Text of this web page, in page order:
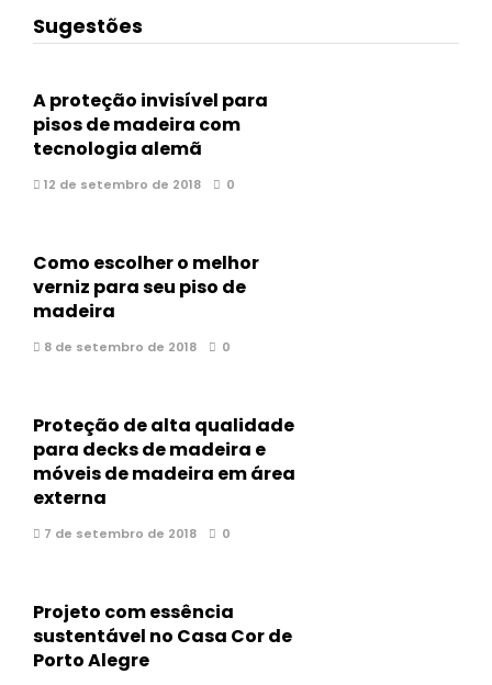
Sugestões
A proteção invisível para
pisos de madeira com
tecnologia alemã
12 de setembro de 2018 0
Como escolher o melhor
verniz para seu piso de
madeira
8 de setembro de 2018 0
Proteção de alta qualidade
para decks de madeira e
móveis de madeira em área
externa
7 de setembro de 2018 0
Projeto com essência
sustentável no Casa Cor de
Porto Alegre